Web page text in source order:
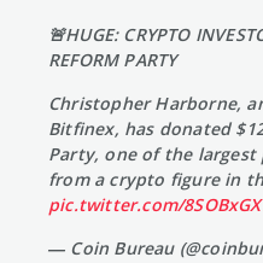
🚨HUGE: CRYPTO
REFORM PARTY
Christopher Harborne,
Bitfinex, has donated
Party, one of the
from a crypto figure in
pic.twitter.com/
— Coin Bureau